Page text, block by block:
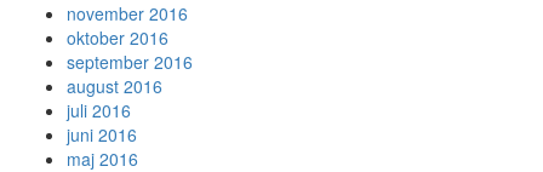
november 2016
oktober 2016
september 2016
august 2016
juli 2016
juni 2016
maj 2016